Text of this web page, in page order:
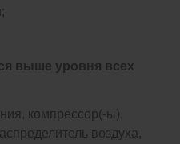
выше уровня всех
компрессор(-ы),
воздуха,